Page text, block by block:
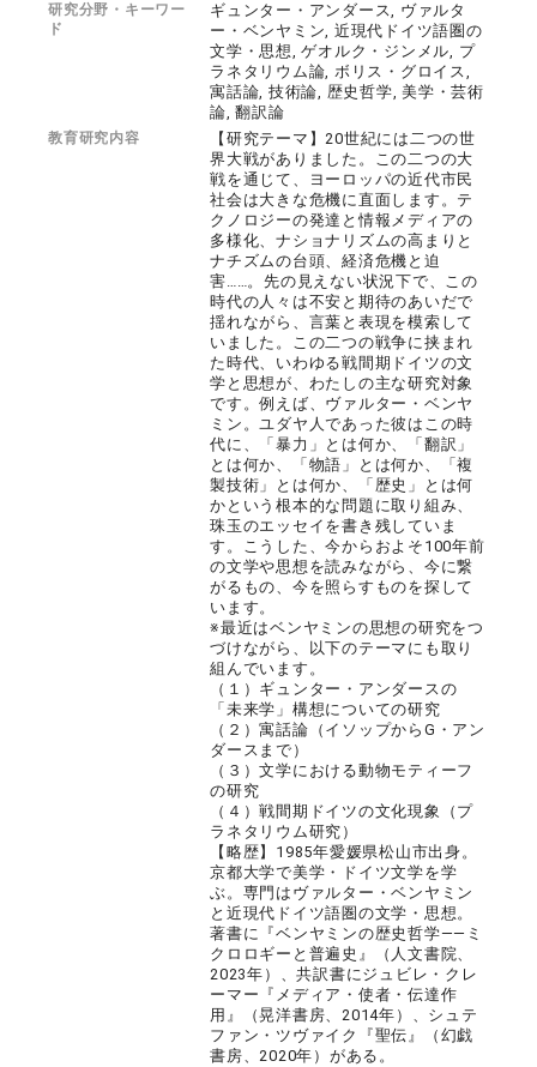
研究分野・キーワー
ド
ギュンター・アンダース, ヴァルタ
ー・ベンヤミン, 近現代ドイツ語圏の
文学・思想, ゲオルク・ジンメル, プ
ラネタリウム論, ボリス・グロイス,
寓話論, 技術論, 歴史哲学, 美学・芸術
論, 翻訳論
教育研究内容
【研究テーマ】20世紀には二つの世
界大戦がありました。この二つの大
戦を通じて、ヨーロッパの近代市民
社会は大きな危機に直面します。テ
クノロジーの発達と情報メディアの
多様化、ナショナリズムの高まりと
ナチズムの台頭、経済危機と迫
害……。先の見えない状況下で、この
時代の人々は不安と期待のあいだで
揺れながら、言葉と表現を模索して
いました。この二つの戦争に挟まれ
た時代、いわゆる戦間期ドイツの文
学と思想が、わたしの主な研究対象
です。例えば、ヴァルター・ベンヤ
ミン。ユダヤ人であった彼はこの時
代に、「暴力」とは何か、「翻訳」
とは何か、「物語」とは何か、「複
製技術」とは何か、「歴史」とは何
かという根本的な問題に取り組み、
珠玉のエッセイを書き残していま
す。こうした、今からおよそ100年前
の文学や思想を読みながら、今に繋
がるもの、今を照らすものを探して
います。
※最近はベンヤミンの思想の研究をつ
づけながら、以下のテーマにも取り
組んでいます。
（１）ギュンター・アンダースの
「未来学」構想についての研究
（２）寓話論（イソップからG・アン
ダースまで）
（３）文学における動物モティーフ
の研究
（４）戦間期ドイツの文化現象（プ
ラネタリウム研究）
【略歴】1985年愛媛県松山市出身。
京都大学で美学・ドイツ文学を学
ぶ。専門はヴァルター・ベンヤミン
と近現代ドイツ語圏の文学・思想。
著書に『ベンヤミンの歴史哲学――ミ
クロロギーと普遍史』（人文書院、
2023年）、共訳書にジュビレ・クレ
ーマー『メディア・使者・伝達作
用』（晃洋書房、2014年）、シュテ
ファン・ツヴァイク『聖伝』（幻戯
書房、2020年）がある。